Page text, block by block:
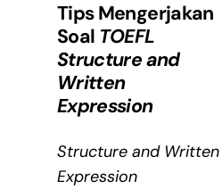
Tips Mengerjakan
Soal TOEFL
Structure and
Written
Expression
Structure and Written
Expression